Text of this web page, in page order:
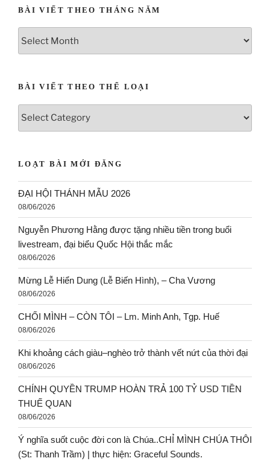
BÀI VIẾT THEO THÁNG NĂM
BÀI VIẾT THEO THỂ LOẠI
LOẠT BÀI MỚI ĐĂNG
ĐẠI HỘI THÁNH MẪU 2026
08/06/2026
Nguyễn Phương Hằng được tặng nhiều tiền trong buổi
livestream, đại biểu Quốc Hội thắc mắc
08/06/2026
Mừng Lễ Hiển Dung (Lễ Biến Hình), – Cha Vương
08/06/2026
CHỐI MÌNH – CÒN TÔI – Lm. Minh Anh, Tgp. Huế
08/06/2026
Khi khoảng cách giàu–nghèo trở thành vết nứt của thời đại
08/06/2026
CHÍNH QUYỀN TRUMP HOÀN TRẢ 100 TỶ USD TIỀN
THUẾ QUAN
08/06/2026
Ý nghĩa suốt cuộc đời con là Chúa..CHỈ MÌNH CHÚA THÔI
(St: Thanh Trầm) | thực hiện: Graceful Sounds.